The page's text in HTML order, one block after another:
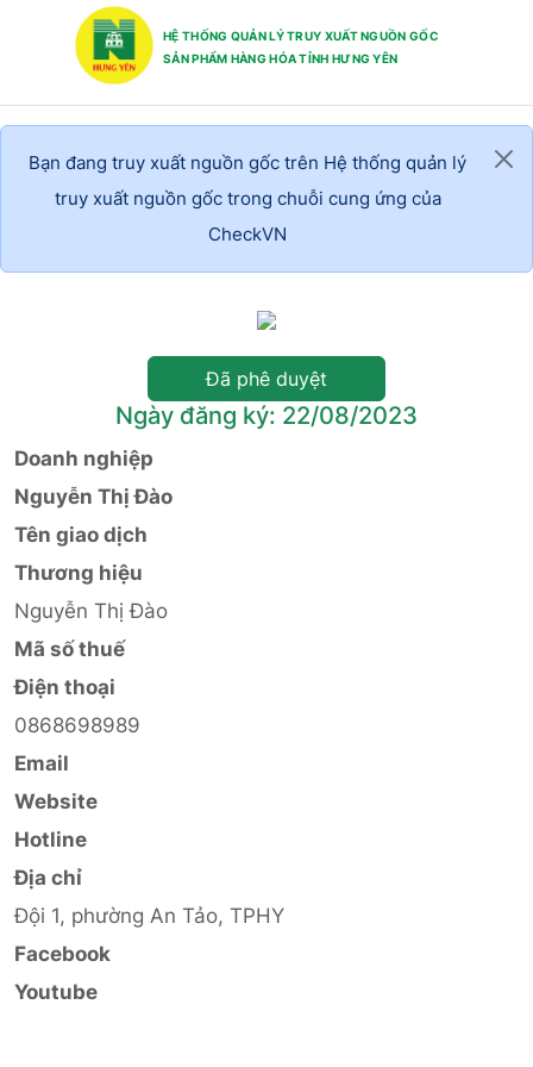
HỆ THỐNG QUẢN LÝ TRUY XUẤT NGUỒN GỐC
SẢN PHẨM HÀNG HÓA TỈNH HƯNG YÊN
Bạn đang truy xuất nguồn gốc trên Hệ thống quản lý
truy xuất nguồn gốc trong chuỗi cung ứng của
CheckVN
Đã phê duyệt
Ngày đăng ký: 22/08/2023
Doanh nghiệp
Nguyễn Thị Đào
Tên giao dịch
Thương hiệu
Nguyễn Thị Đào
Mã số thuế
Điện thoại
0868698989
Email
Website
Hotline
Địa chỉ
Đội 1, phường An Tảo, TPHY
Facebook
Youtube